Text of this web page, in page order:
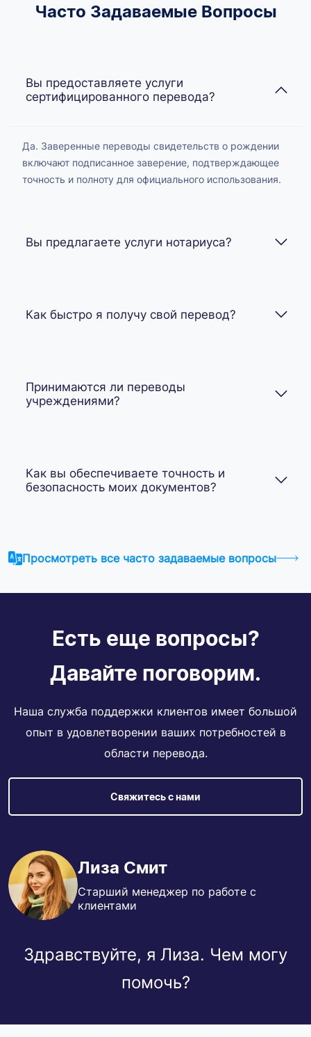
Часто Задаваемые Вопросы
Вы предоставляете услуги
сертифицированного перевода?
Да. Заверенные переводы свидетельств о рождении
включают подписанное заверение, подтверждающее
точность и полноту для официального использования.
Вы предлагаете услуги нотариуса?
Как быстро я получу свой перевод?
Принимаются ли переводы
учреждениями?
Как вы обеспечиваете точность и
безопасность моих документов?
Просмотреть все часто задаваемые вопросы
Есть еще вопросы?
Давайте поговорим.
Наша служба поддержки клиентов имеет большой
опыт в удовлетворении ваших потребностей в
области перевода.
Свяжитесь с нами
Лиза Смит
Старший менеджер по работе с
клиентами
Здравствуйте, я Лиза. Чем могу
помочь?